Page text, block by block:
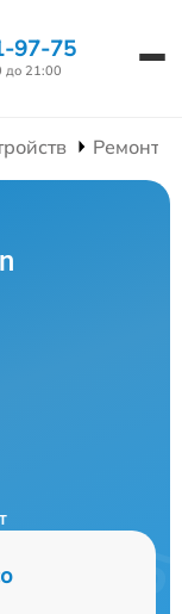
97-75
до 21:00
Ремонт